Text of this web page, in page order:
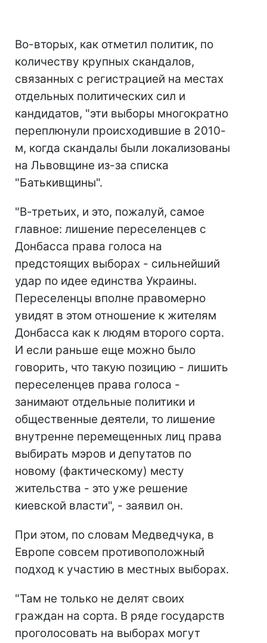
Во-вторых, как отметил политик, по
количеству крупных скандалов,
связанных с регистрацией на местах
отдельных политических сил и
кандидатов, "эти выборы многократно
переплюнули происходившие в 2010-
м, когда скандалы были локализованы
на Львовщине из-за списка
"Батькивщины".
"В-третьих, и это, пожалуй, самое
главное: лишение переселенцев с
Донбасса права голоса на
предстоящих выборах - сильнейший
удар по идее единства Украины.
Переселенцы вполне правомерно
увидят в этом отношение к жителям
Донбасса как к людям второго сорта.
И если раньше еще можно было
говорить, что такую позицию - лишить
переселенцев права голоса -
занимают отдельные политики и
общественные деятели, то лишение
внутренне перемещенных лиц права
выбирать мэров и депутатов по
новому (фактическому) месту
жительства - это уже решение
киевской власти", - заявил он.
При этом, по словам Медведчука, в
Европе совсем противоположный
подход к участию в местных выборах.
"Там не только не делят своих
граждан на сорта. В ряде государств
проголосовать на выборах могут